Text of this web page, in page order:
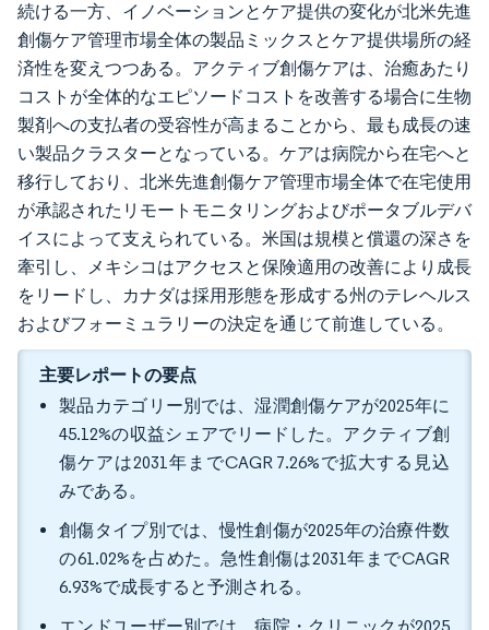
続ける一方、イノベーションとケア提供の変化が北米先進
創傷ケア管理市場全体の製品ミックスとケア提供場所の経
済性を変えつつある。アクティブ創傷ケアは、治癒あたり
コストが全体的なエピソードコストを改善する場合に生物
製剤への支払者の受容性が高まることから、最も成長の速
い製品クラスターとなっている。ケアは病院から在宅へと
移行しており、北米先進創傷ケア管理市場全体で在宅使用
が承認されたリモートモニタリングおよびポータブルデバ
イスによって支えられている。米国は規模と償還の深さを
牽引し、メキシコはアクセスと保険適用の改善により成長
をリードし、カナダは採用形態を形成する州のテレヘルス
およびフォーミュラリーの決定を通じて前進している。
主要レポートの要点
製品カテゴリー別では、湿潤創傷ケアが2025年に
45.12%の収益シェアでリードした。アクティブ創
傷ケアは2031年までCAGR 7.26%で拡大する見込
みである。
創傷タイプ別では、慢性創傷が2025年の治療件数
の61.02%を占めた。急性創傷は2031年までCAGR
6.93%で成長すると予測される。